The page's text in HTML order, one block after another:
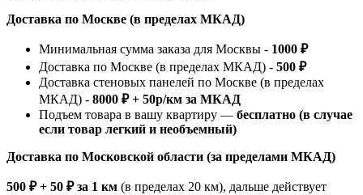
Доставка по Москве (в пределах МКАД)
Минимальная сумма заказа для Москвы - 1000 ₽
Доставка по Москве (в пределах МКАД) - 500 ₽
Доставка стеновых панелей по Москве (в пределах
МКАД) - 8000 ₽ + 50р/км за МКАД
Подъем товара в вашу квартиру — бесплатно (в случае
если товар легкий и необъемный)
Доставка по Московской области (за пределами МКАД)
500 ₽ + 50 ₽ за 1 км (в пределах 20 км), дальше действует